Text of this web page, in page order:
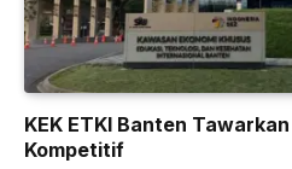
KEK ETKI Banten
Kompetitif